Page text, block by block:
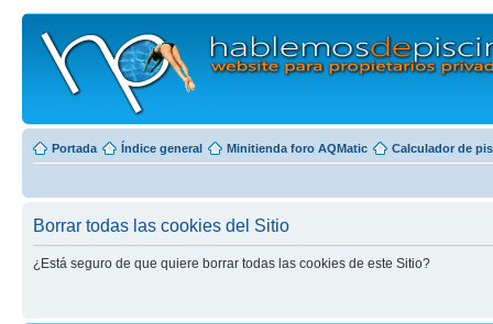
Portada Índice general Minitienda foro AQMatic Calculador de
Borrar todas las cookies del Sitio
¿Está seguro de que quiere borrar todas las cookies de este Sitio?